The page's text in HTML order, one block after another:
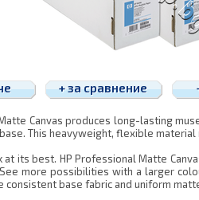
+ за сравнение
Canvas produces long-lasting
This heavyweight, flexible material
at its best. HP Professional Matte
more possibilities with a larger
consistent base fabric and uniform